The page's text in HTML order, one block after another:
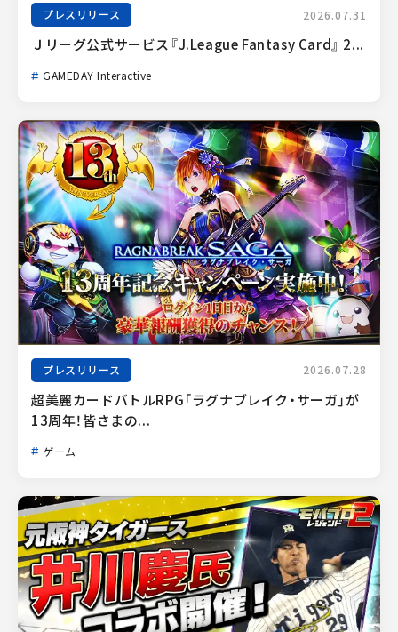
プレスリリース 2026.07.31
Ｊリーグ公式サービス『J.League Fantasy Card』 2...
GAMEDAY Interactive
プレスリリース 2026.07.28
超美麗カードバトルRPG「ラグナブレイク・サーガ」が
13周年！皆さまの...
ゲーム